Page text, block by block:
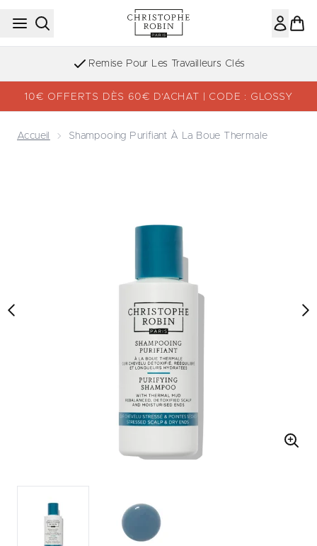
Passer au contenu principal
Inscription à la newsletter
10€ OFFERTS DÈS 60€ D’ACHAT | CODE : GLOSSY
Accueil Shampooing Purifiant À La Boue Thermale